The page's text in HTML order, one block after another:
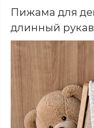
Пижама для
длинный